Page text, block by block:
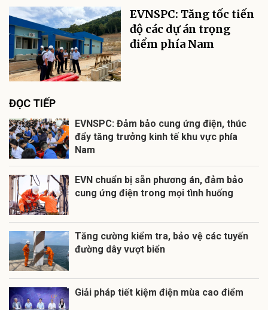
EVNSPC: Tăng tốc tiến
độ các dự án trọng
điểm phía Nam
ĐỌC TIẾP
EVNSPC: Đảm bảo cung ứng điện, thúc
đẩy tăng trưởng kinh tế khu vực phía
Nam
EVN chuẩn bị sẵn phương án, đảm bảo
cung ứng điện trong mọi tình huống
Tăng cường kiểm tra, bảo vệ các tuyến
đường dây vượt biển
Giải pháp tiết kiệm điện mùa cao điểm